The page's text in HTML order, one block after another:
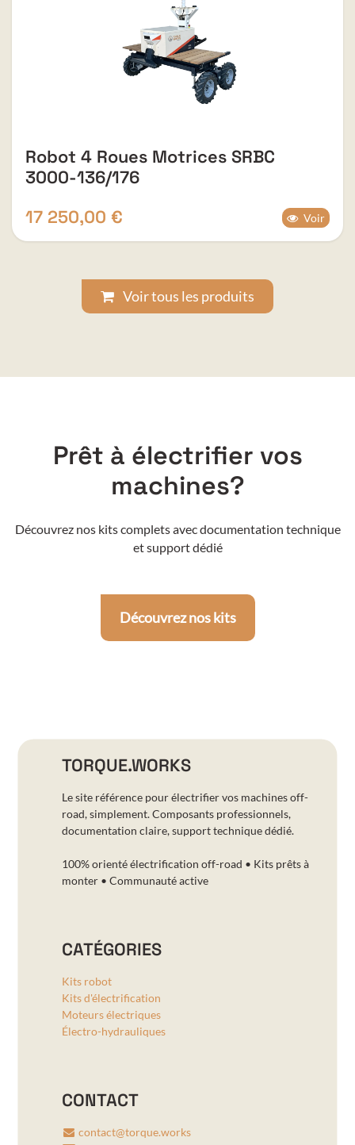
Robot 4 Roues Motrices SRBC
3000-136/176
17 250,00 € Voir
Voir tous les produits
Prêt à électrifier vos
machines?
Découvrez nos kits complets avec documentation technique
et support dédié
Découvrez nos kits
TORQUE.WORKS
Le site référence pour électrifier vos machines off-
road, simplement. Composants professionnels,
documentation claire, support technique dédié.
100% orienté électrification off-road • Kits prêts à
monter • Communauté active
CATÉGORIES
Kits robot
Kits d'électrification
Moteurs électriques
Électro-hydrauliques
CONTACT
contact@torque.works